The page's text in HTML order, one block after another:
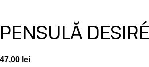
PENSULĂ DESIRÉ
47,00 lei